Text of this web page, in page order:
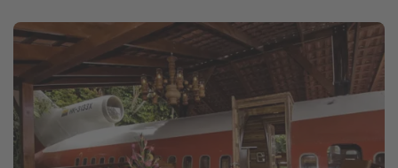
Familienurlaub in der Türkei
Rundreisen in Thailand
Bahnreisen in der Schweiz
Reisepassfreie Reiseziele
Travel Know How
Silvesterreisen